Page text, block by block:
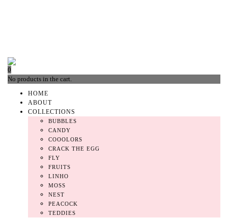
0
No products in the cart.
HOME
ABOUT
COLLECTIONS
BUBBLES
CANDY
COOOLORS
CRACK THE EGG
FLY
FRUITS
LINHO
MOSS
NEST
PEACOCK
TEDDIES